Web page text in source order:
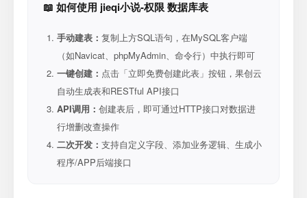
📖 如何使用 jieqi小说-权限 数据库表
手动建表： 复制上方SQL语句，在MySQL客户端
（如Navicat、phpMyAdmin、命令行）中执行即可
一键创建： 点击「立即免费创建此表」按钮，果创云
自动生成表和RESTful API接口
API调用： 创建表后，即可通过HTTP接口对数据进
行增删改查操作
二次开发： 支持自定义字段、添加业务逻辑、生成小
程序/APP后端接口